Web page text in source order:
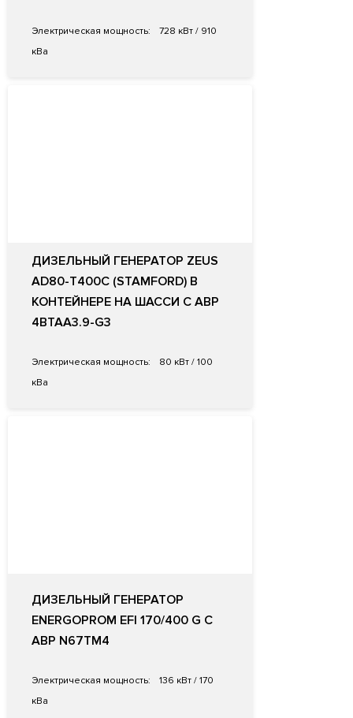
Электрическая мощность:
728 кВт / 910
кВа
ДИЗЕЛЬНЫЙ ГЕНЕРАТОР ZEUS
AD80-T400C (STAMFORD) В
КОНТЕЙНЕРЕ НА ШАССИ С АВР
4BTAA3.9-G3
Электрическая мощность:
80 кВт / 100
кВа
ДИЗЕЛЬНЫЙ ГЕНЕРАТОР
ENERGOPROM EFI 170/400 G С
АВР N67TM4
Электрическая мощность:
136 кВт / 170
кВа